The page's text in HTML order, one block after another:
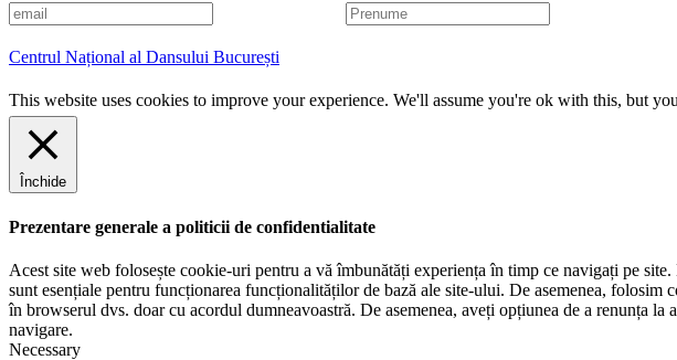
E
m
a
i
l
P
r
u
m
Centrul Național al Dansului București
This website uses cookies to improve your experience. We'll assume you're ok with this, but
Închide
Prezentare generale a politicii de confidentialitate
Acest site web folosește cookie-uri pentru a vă îmbunătăți experiența în timp ce navigați pe
sunt esențiale pentru funcționarea funcționalităților de bază ale site-ului. De asemenea,
în browserul dvs. doar cu acordul dumneavoastră. De asemenea, aveți opțiunea de a renunța
navigare.
Necessary